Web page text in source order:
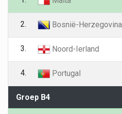
2. Bosnië-Herzegovina
3. Noord-Ierland
4. Portugal
Groep B4